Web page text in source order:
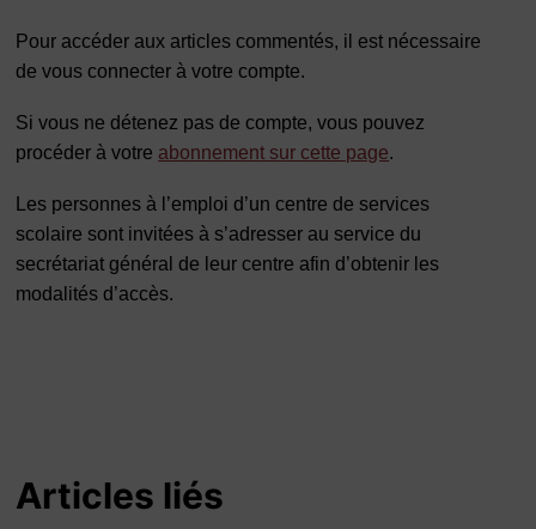
Pour accéder aux articles commentés, il est nécessaire
de vous connecter à votre compte.
Si vous ne détenez pas de compte, vous pouvez
procéder à votre abonnement sur cette page.
Les personnes à l’emploi d’un centre de services
scolaire sont invitées à s’adresser au service du
secrétariat général de leur centre afin d’obtenir les
modalités d’accès.
Articles liés